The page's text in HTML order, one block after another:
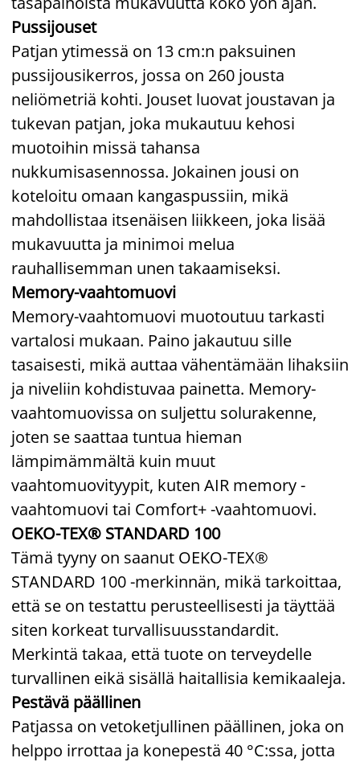
Pussijouset
Patjan ytimessä on 13 cm:n paksuinen
pussijousikerros, jossa on 260 jousta
neliömetriä kohti. Jouset luovat joustavan ja
tukevan patjan, joka mukautuu kehosi
muotoihin missä tahansa
nukkumisasennossa. Jokainen jousi on
koteloitu omaan kangaspussiin, mikä
mahdollistaa itsenäisen liikkeen, joka lisää
mukavuutta ja minimoi melua
rauhallisemman unen takaamiseksi.
Memory-vaahtomuovi
Memory-vaahtomuovi muotoutuu tarkasti
vartalosi mukaan. Paino jakautuu sille
tasaisesti, mikä auttaa vähentämään lihaksiin
ja niveliin kohdistuvaa painetta. Memory-
vaahtomuovissa on suljettu solurakenne,
joten se saattaa tuntua hieman
lämpimämmältä kuin muut
vaahtomuovityypit, kuten AIR memory -
vaahtomuovi tai Comfort+ -vaahtomuovi.
OEKO-TEX® STANDARD 100
Tämä tyyny on saanut OEKO-TEX®
STANDARD 100 -merkinnän, mikä tarkoittaa,
että se on testattu perusteellisesti ja täyttää
siten korkeat turvallisuusstandardit.
Merkintä takaa, että tuote on terveydelle
turvallinen eikä sisällä haitallisia kemikaaleja.
Pestävä päällinen
Patjassa on vetoketjullinen päällinen, joka on
helppo irrottaa ja konepestä 40 °C:ssa, jotta